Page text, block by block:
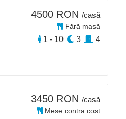
4500 RON /casă
Fără masă
1 - 10 3 4
3450 RON /casă
Mese contra cost